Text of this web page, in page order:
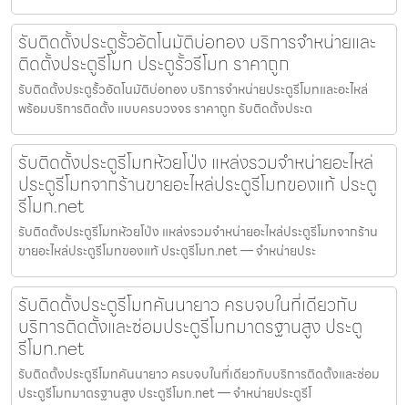
รับติดตั้งประตูรั้วอัตโนมัติบ่อทอง บริการจำหน่ายและ
ติดตั้งประตูรีโมท ประตูรั้วรีโมท ราคาถูก
รับติดตั้งประตูรั้วอัตโนมัติบ่อทอง บริการจำหน่ายประตูรีโมทและอะไหล่
พร้อมบริการติดตั้ง แบบครบวงจร ราคาถูก รับติดตั้งประต
รับติดตั้งประตูรีโมทห้วยโป่ง แหล่งรวมจำหน่ายอะไหล่
ประตูรีโมทจากร้านขายอะไหล่ประตูรีโมทของแท้ ประตู
รีโมท.net
รับติดตั้งประตูรีโมทห้วยโป่ง แหล่งรวมจำหน่ายอะไหล่ประตูรีโมทจากร้าน
ขายอะไหล่ประตูรีโมทของแท้ ประตูรีโมท.net — จำหน่ายประ
รับติดตั้งประตูรีโมทคันนายาว ครบจบในที่เดียวกับ
บริการติดตั้งและซ่อมประตูรีโมทมาตรฐานสูง ประตู
รีโมท.net
รับติดตั้งประตูรีโมทคันนายาว ครบจบในที่เดียวกับบริการติดตั้งและซ่อม
ประตูรีโมทมาตรฐานสูง ประตูรีโมท.net — จำหน่ายประตูรีโ